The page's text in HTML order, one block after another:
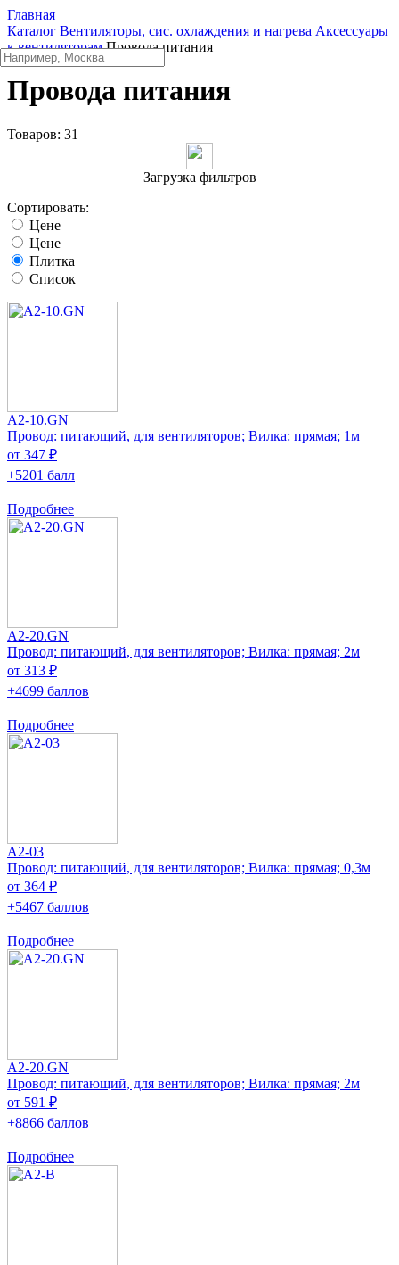
Главная
Каталог Вентиляторы, сис. охлаждения и нагрева Аксессуары
к вентиляторам Провода питания
Провода питания
Товаров: 31
Загрузка фильтров
Сортировать:
Цене
Цене
Плитка
Список
A2-10.GN
Провод: питающий, для вентиляторов; Вилка: прямая; 1м
от 347 ₽
+5201 балл
Подробнее
A2-20.GN
Провод: питающий, для вентиляторов; Вилка: прямая; 2м
от 313 ₽
+4699 баллов
Подробнее
A2-03
Провод: питающий, для вентиляторов; Вилка: прямая; 0,3м
от 364 ₽
+5467 баллов
Подробнее
A2-20.GN
Провод: питающий, для вентиляторов; Вилка: прямая; 2м
от 591 ₽
+8866 баллов
Подробнее